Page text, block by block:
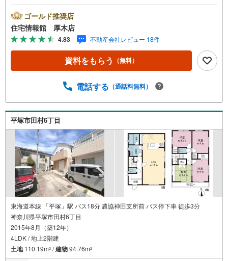
付でバスタイムを快適に過ごせます。■駐車2台可。住宅情
報館は関東エリアに店舗展開しております。豊富な物件情
報をご用意して皆様の住まい探しをお手伝いしておりま
す。まずは最寄りの住宅情報館にお気軽にご相談くださ
い。住宅ローン相談会も同時開催中無理のない住宅ローン
の試算やご購入の際にかかる諸費用の概算も行っておりま
すので、お気軽にご相談ください。
ゴールド推奨店
住宅情報館 厚木店
4.83 不動産会社レビュー 18件
資料をもらう （無料）
電話する （通話料無料）
平塚市田村6丁目
東海道本線 「平塚」駅 バス18分 農協神田支所前 バス停下車 徒歩3分
神奈川県平塚市田村6丁目
2015年8月（築12年）
4LDK / 地上2階建
土地110.19m2 /建物94.76m2